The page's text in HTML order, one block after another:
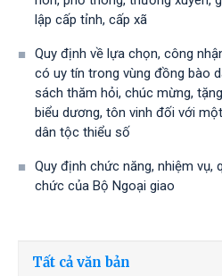
lập cấp tỉnh, cấp xã
Quy định về lựa chọn, công
có uy tín trong vùng đồng bào
sách thăm hỏi, chúc mừng,
biểu dương, tôn vinh đối với
dân tộc thiểu số
Quy định chức năng, nhiệm vụ,
chức của Bộ Ngoại giao
Tất cả văn bản